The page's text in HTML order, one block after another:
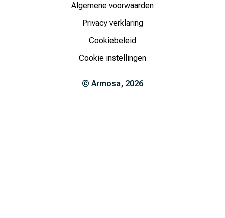
© Armosa, 2026
Algemene voorwaarden
Privacy verklaring
Cookiebeleid
Cookie instellingen